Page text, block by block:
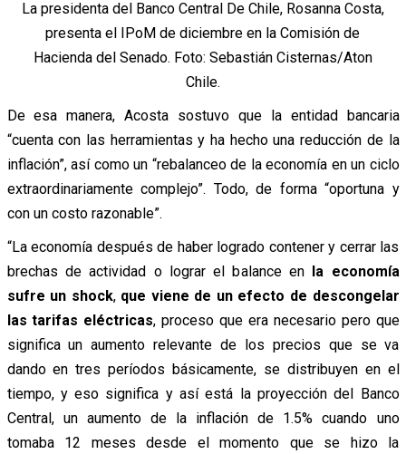
La presidenta del Banco Central De Chile, Rosanna Costa,
presenta el IPoM de diciembre en la Comisión de
Hacienda del Senado. Foto: Sebastián Cisternas/Aton
Chile.
De esa manera, Acosta sostuvo que la entidad bancaria
“cuenta con las herramientas y ha hecho una reducción de la
inflación”, así como un “rebalanceo de la economía en un ciclo
extraordinariamente complejo”. Todo, de forma “oportuna y
con un costo razonable”.
“La economía después de haber logrado contener y cerrar las
brechas de actividad o lograr el balance en la economía
sufre un shock, que viene de un efecto de descongelar
las tarifas eléctricas, proceso que era necesario pero que
significa un aumento relevante de los precios que se va
dando en tres períodos básicamente, se distribuyen en el
tiempo, y eso significa y así está la proyección del Banco
Central, un aumento de la inflación de 1.5% cuando uno
tomaba 12 meses desde el momento que se hizo la